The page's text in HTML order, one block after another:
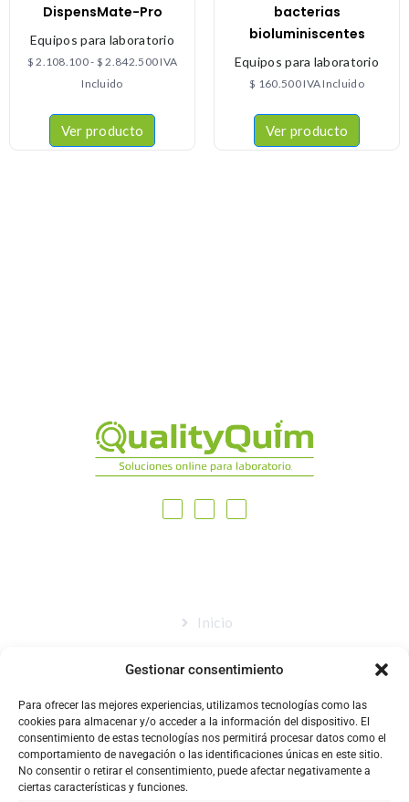
Gestionar consentimiento
Para ofrecer las mejores experiencias, utilizamos tecnologías como las
cookies para almacenar y/o acceder a la información del dispositivo. El
consentimiento de estas tecnologías nos permitirá procesar datos como el
comportamiento de navegación o las identificaciones únicas en este sitio.
No consentir o retirar el consentimiento, puede afectar negativamente a
ciertas características y funciones.
DispensMate-Pro
Equipos para laboratorio
$ 2.108.100- $ 2.842.500IVA
Incluido
Ver producto
bacterias
bioluminiscentes
Equipos para laboratorio
$ 160.500IVA Incluido
Ver producto
Inicio
Catálogo
Blog
Contacto